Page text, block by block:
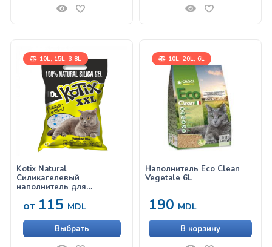
10L, 15L, 3.8L
Kotix Natural
Силикагелевый
наполнитель для
от 115 MDL
Выбрать
10L, 20L, 6L
Наполнитель Eco Clean
Vegetale 6L
190 MDL
В корзину